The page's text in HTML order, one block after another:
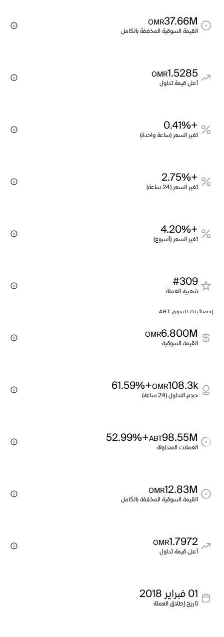
37.66M
OMR
القيمة السوقية المخففة بالكامل
1.5285
OMR
أعلى قيمة تداول
+0.41%
تغير السعر (ساعة واحدة)
+2.75%
تغير السعر (24 ساعة)
+4.20%
تغير السعر (أسبوع)
#309
شعبية العملة
إحصائيات السوق ABT
6.800M
OMR
القيمة السوقية
108.3k
OMR
+61.59%
حجم التداول (24 ساعة)
98.55M
ABT
+52.99%
العملات المتداولة
12.83M
OMR
القيمة السوقية المخففة بالكامل
1.7972
OMR
أعلى قيمة تداول
01 فبراير 2018
تاريخ إطلاق العملة